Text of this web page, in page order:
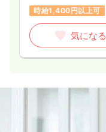
時給1,400円以上可
気になる